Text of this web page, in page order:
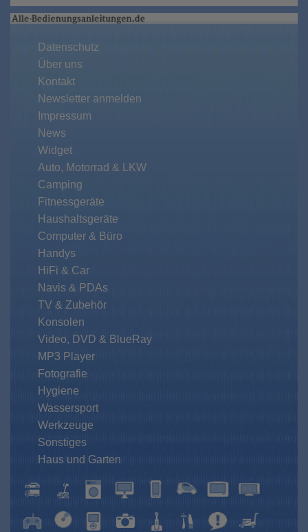
Datenschutz
Über uns
Kontakt
Newsletter anmelden
Impressum
News
Widget
Auto, Motorrad & LKW
Camping
Fitnessgeräte
Haushaltsgeräte
Computer & Büro
Handys
HiFi & Car
Navis & PDAs
TV & Zubehör
Konsolen
Video, DVD & BlueRay
MP3 Player
Fotografie
Hygiene
Wassersport
Werkzeuge
Sonstiges
Haus und Garten